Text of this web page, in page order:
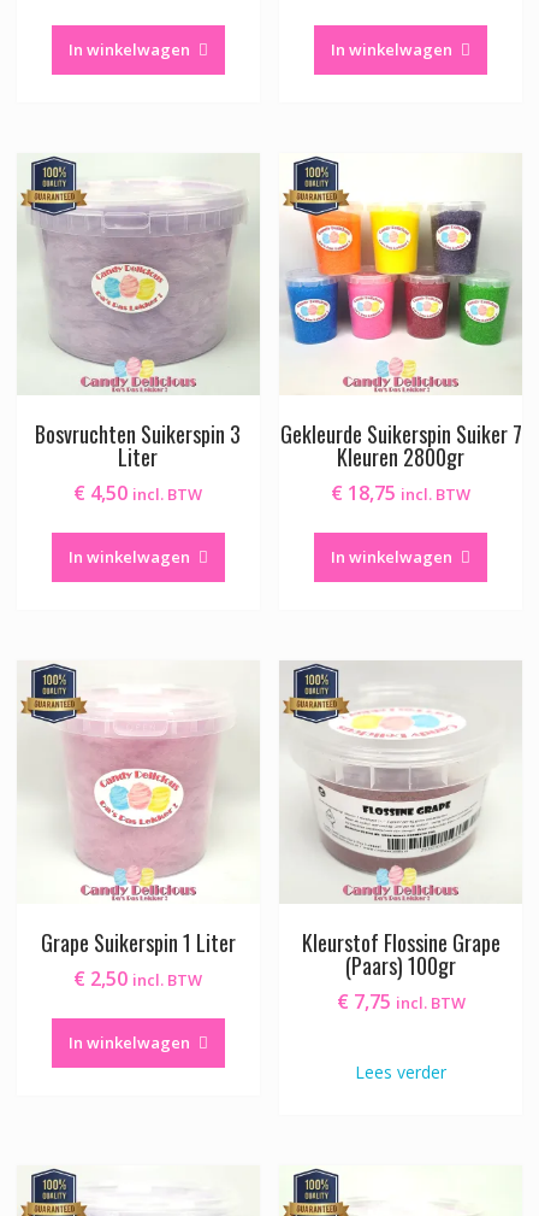
In winkelwagen In winkelwagen
Bosvruchten Suikerspin 3
Liter
€ 4,50 incl. BTW
In winkelwagen
Gekleurde Suikerspin Suiker 7
Kleuren 2800gr
€ 18,75 incl. BTW
In winkelwagen
Grape Suikerspin 1 Liter
€ 2,50 incl. BTW
In winkelwagen
Kleurstof Flossine Grape
(Paars) 100gr
€ 7,75 incl. BTW
Lees verder